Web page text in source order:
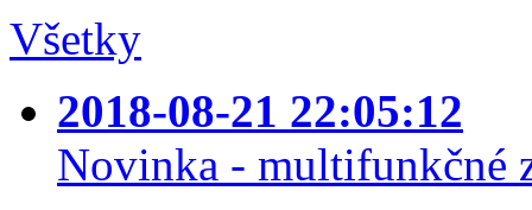
Všetky
2018-08-21 22:05:12
Novinka - multifunkčné